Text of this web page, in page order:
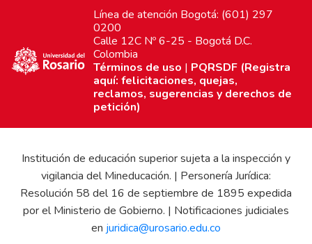
Línea de atención Bogotá: (601) 297
0200
Calle 12C Nº 6-25 - Bogotá D.C.
Colombia
Términos de uso | PQRSDF (Registra
aquí: felicitaciones, quejas,
reclamos, sugerencias y derechos de
petición)
Institución de educación superior sujeta a la inspección y
vigilancia del Mineducación. | Personería Jurídica:
Resolución 58 del 16 de septiembre de 1895 expedida
por el Ministerio de Gobierno. | Notificaciones judiciales
en juridica@urosario.edu.co